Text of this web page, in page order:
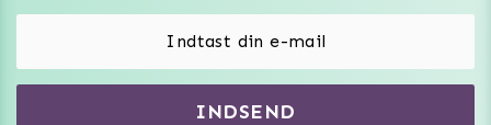
INDSEND
Vibratorer